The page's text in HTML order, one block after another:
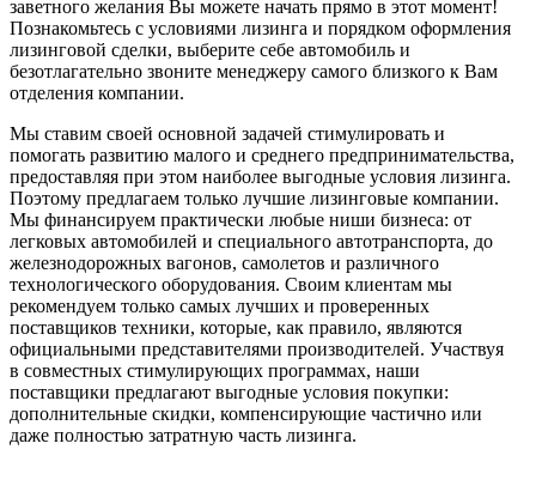
заветного желания Вы можете начать прямо в этот момент!
Познакомьтесь с условиями лизинга и порядком оформления
лизинговой сделки, выберите себе автомобиль и
безотлагательно звоните менеджеру самого близкого к Вам
отделения компании.
Мы ставим своей основной задачей стимулировать и
помогать развитию малого и среднего предпринимательства,
предоставляя при этом наиболее выгодные условия лизинга.
Поэтому предлагаем только лучшие лизинговые компании.
Мы финансируем практически любые ниши бизнеса: от
легковых автомобилей и специального автотранспорта, до
железнодорожных вагонов, самолетов и различного
технологического оборудования. Своим клиентам мы
рекомендуем только самых лучших и проверенных
поставщиков техники, которые, как правило, являются
официальными представителями производителей. Участвуя
в совместных стимулирующих программах, наши
поставщики предлагают выгодные условия покупки:
дополнительные скидки, компенсирующие частично или
даже полностью затратную часть лизинга.